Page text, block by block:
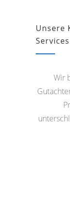
Unsere
Services
Wir